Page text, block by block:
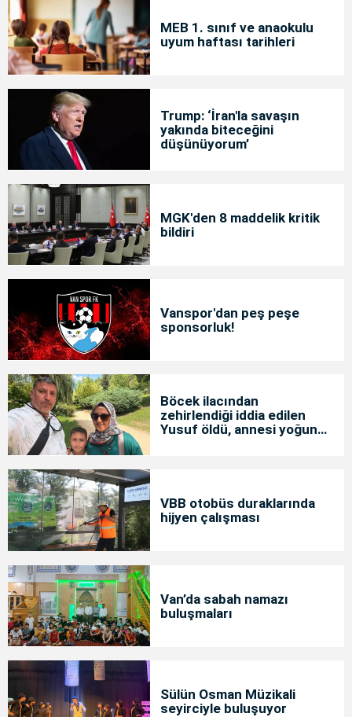
MEB 1. sınıf ve anaokulu
uyum haftası tarihleri
Trump: ‘İran'la savaşın
yakında biteceğini
düşünüyorum’
MGK'den 8 maddelik kritik
bildiri
Vanspor'dan peş peşe
sponsorluk!
Böcek ilacından
zehirlendiği iddia edilen
Yusuf öldü, annesi yoğun
VBB otobüs duraklarında
hijyen çalışması
Van’da sabah namazı
buluşmaları
Sülün Osman Müzikali
seyirciyle buluşuyor